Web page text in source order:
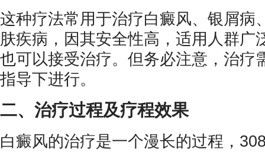
这种疗法常用于治疗白癜风、银屑病
肤疾病，因其安全性高，适用人群广
也可以接受治疗。但务必注意，治疗
指导下进行。
二、治疗过程及疗程效果
白癜风的治疗是一个漫长的过程，